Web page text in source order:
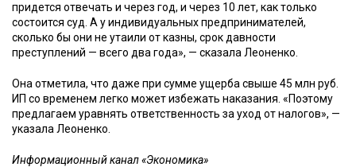
придется отвечать и через год, и через 10 лет, как только
состоится суд. А у индивидуальных предпринимателей,
сколько бы они не утаили от казны, срок давности
преступлений — всего два года», — сказала Леоненко.
Она отметила, что даже при сумме ущерба свыше 45 млн руб.
ИП со временем легко может избежать наказания. «Поэтому
предлагаем уравнять ответственность за уход от налогов», —
указала Леоненко.
Информационный канал «Экономика»